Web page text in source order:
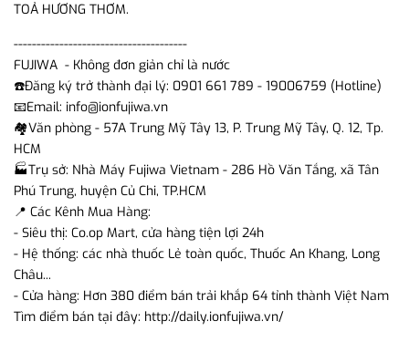
TOẢ HƯƠNG THƠM.
--------------------------------------
FUJIWA - Không đơn giản chỉ là nước
☎️Đăng ký trở thành đại lý: 0901 661 789 - 19006759 (Hotline)
📧Email: info@ionfujiwa.vn
🏘️Văn phòng - 57A Trung Mỹ Tây 13, P. Trung Mỹ Tây, Q. 12, Tp.
HCM
🏭Trụ sở: Nhà Máy Fujiwa Vietnam - 286 Hồ Văn Tắng, xã Tân
Phú Trung, huyện Củ Chi, TP.HCM
📍 Các Kênh Mua Hàng:
- Siêu thị: Co.op Mart, cửa hàng tiện lợi 24h
- Hệ thống: các nhà thuốc Lẻ toàn quốc, Thuốc An Khang, Long
Châu...
- Cửa hàng: Hơn 380 điểm bán trải khắp 64 tỉnh thành Việt Nam
Tìm điểm bán tại đây: http://daily.ionfujiwa.vn/